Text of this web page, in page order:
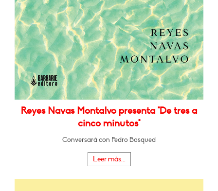
Reyes Navas Montalvo presenta "De tres a
cinco minutos"
Conversará con Pedro Bosqued
Leer más...